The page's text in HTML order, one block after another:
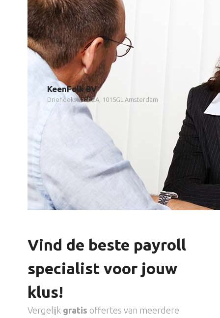
KeenFolk BV
Driehoekstraat 2A, 1015GL Amsterdam
Vind de beste payroll
specialist voor jouw
klus!
Vergelijk gratis offertes van meerdere